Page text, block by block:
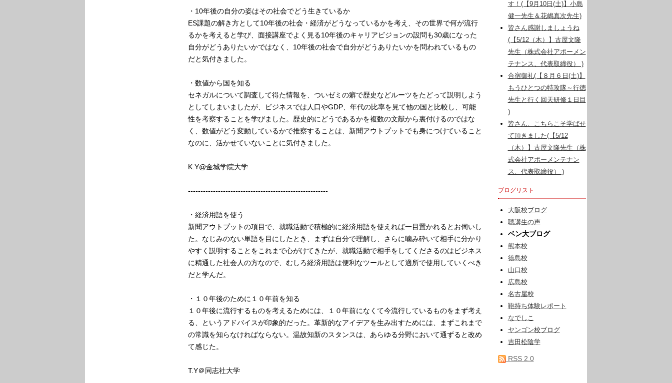
・10年後の自分の姿はその社会でどう生きているか
ES課題の解き方として10年後の社会・経済がどうなっているかを考え、その世界で何が流行
るかを考えると学び、面接講座でよく見る10年後のキャリアビジョンの設問も30歳になった
自分がどうありたいかではなく、10年後の社会で自分がどうありたいかを問われているもの
だと気付きました。
・数値から国を知る
セネガルについて調査して得た情報を、ついゼミの癖で歴史などルーツをたどって説明しよう
としてしまいましたが、ビジネスでは人口やGDP、年代の比率を見て他の国と比較し、可能
性を考察することを学びました。歴史的にどうであるかを複数の文献から裏付けるのではな
く、数値がどう変動しているかで推察することは、新聞アウトプットでも身につけていること
なのに、活かせていないことに気付きました。
K.Y@金城学院大学
--------------------------------------------------------
・経済用語を使う
新聞アウトプットの項目で、就職活動で積極的に経済用語を使えれば一目置かれるとお伺いし
た。なじみのない単語を目にしたとき、まずは自分で理解し、さらに噛み砕いて相手に分かり
やすく説明することをこれまで心がけてきたが、就職活動で相手をしてくださるのはビジネス
に精通した社会人の方なので、むしろ経済用語は便利なツールとして適所で使用していくべき
だと学んだ。
・１０年後のために１０年前を知る
１０年後に流行するものを考えるためには、１０年前になくて今流行しているものをまず考え
る、というアドバイスが印象的だった。革新的なアイデアを生み出すためには、まずこれまで
の常識を知らなければならない。温故知新のスタンスは、あらゆる分野において通ずると改め
て感じた。
T.Y＠同志社大学
す！(【9月10日(土)】小島
健一先生＆花嶋真次先生)
皆さん感謝しましょうね
(【5/12（木）】古屋文隆
先生（株式会社アポーメン
テナンス、代表取締役） )
合宿御礼(【８月６日(土)】
もうひとつの特攻隊～行徳
先生と行く回天研修１日目
)
皆さん、こちらこそ学ばせ
て頂きました(【5/12
（木）】古屋文隆先生（株
式会社アポーメンテナン
ス、代表取締役） )
ブログリスト
大阪校ブログ
聴講生の声
ベン大ブログ
熊本校
徳島校
山口校
広島校
名古屋校
鞄持ち体験レポート
なでしこ
ヤンゴン校ブログ
吉田松陰学
RSS 2.0